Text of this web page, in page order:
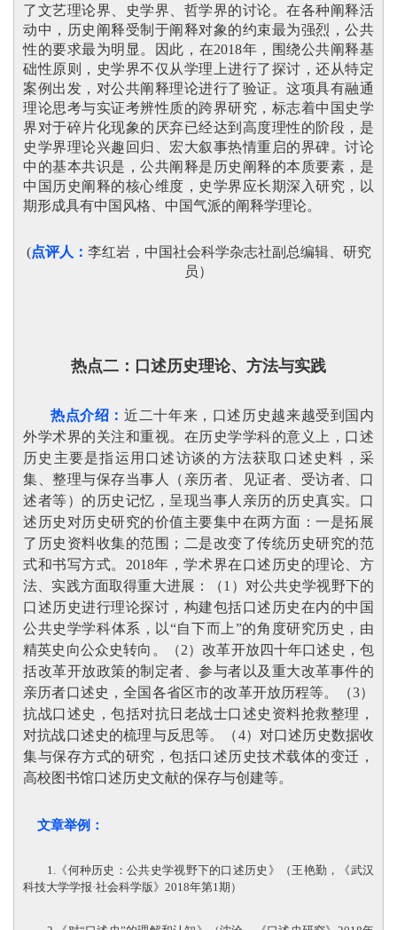
了文艺理论界、史学界、哲学界的讨论。在各种阐释活
动中，历史阐释受制于阐释对象的约束最为强烈，公共
性的要求最为明显。因此，在2018年，围绕公共阐释基
础性原则，史学界不仅从学理上进行了探讨，还从特定
案例出发，对公共阐释理论进行了验证。这项具有融通
理论思考与实证考辨性质的跨界研究，标志着中国史学
界对于碎片化现象的厌弃已经达到高度理性的阶段，是
史学界理论兴趣回归、宏大叙事热情重启的界碑。讨论
中的基本共识是，公共阐释是历史阐释的本质要素，是
中国历史阐释的核心维度，史学界应长期深入研究，以
期形成具有中国风格、中国气派的阐释学理论。
(点评人： 李红岩，中国社会科学杂志社副总编辑、研究
员）
热点二： 口述历史理论、方法与实践
热点介绍：近二十年来，口述历史越来越受到国内
外学术界的关注和重视。在历史学学科的意义上，口述
历史主要是指运用口述访谈的方法获取口述史料，采
集、整理与保存当事人（亲历者、见证者、受访者、口
述者等）的历史记忆，呈现当事人亲历的历史真实。口
述历史对历史研究的价值主要集中在两方面：一是拓展
了历史资料收集的范围；二是改变了传统历史研究的范
式和书写方式。2018年，学术界在口述历史的理论、方
法、实践方面取得重大进展：（1）对公共史学视野下的
口述历史进行理论探讨，构建包括口述历史在内的中国
公共史学学科体系，以“自下而上”的角度研究历史，由
精英史向公众史转向。（2）改革开放四十年口述史，包
括改革开放政策的制定者、参与者以及重大改革事件的
亲历者口述史，全国各省区市的改革开放历程等。（3）
抗战口述史，包括对抗日老战士口述史资料抢救整理，
对抗战口述史的梳理与反思等。（4）对口述历史数据收
集与保存方式的研究，包括口述历史技术载体的变迁，
高校图书馆口述历史文献的保存与创建等。
文章举例：
1.《何种历史：公共史学视野下的口述历史》（王艳勤，《武汉
科技大学学报·社会科学版》2018年第1期）